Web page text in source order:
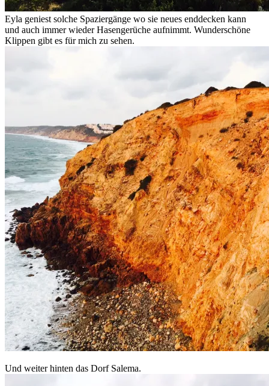
Eyla geniest solche Spaziergänge wo sie neues enddecken kann
und auch immer wieder Hasengerüche aufnimmt. Wunderschöne
Klippen gibt es für mich zu sehen.
Und weiter hinten das Dorf Salema.